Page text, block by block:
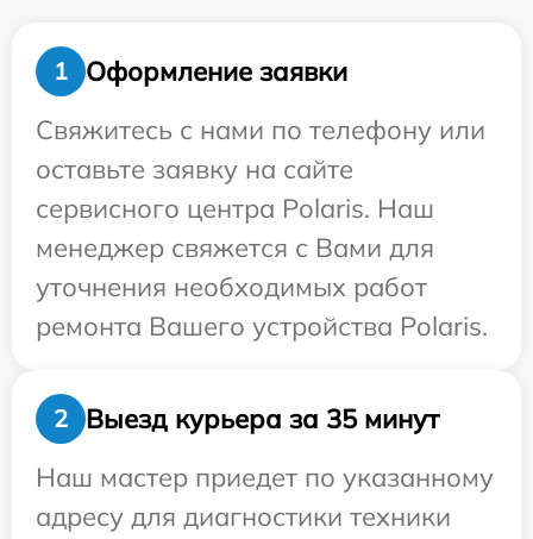
1
Оформление заявки
Свяжитесь с нами по телефону или
оставьте заявку на сайте
сервисного центра Polaris. Наш
менеджер свяжется с Вами для
уточнения необходимых работ
ремонта Вашего устройства Polaris.
2
Выезд курьера за 35 минут
Наш мастер приедет по указанному
адресу для диагностики техники